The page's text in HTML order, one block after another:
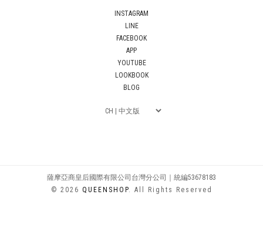
INSTAGRAM
LINE
FACEBOOK
APP
YOUTUBE
LOOKBOOK
BLOG
薩摩亞商皇后國際有限公司台灣分公司｜統編53678183
© 2026 QUEENSHOP. All Rights Reserved